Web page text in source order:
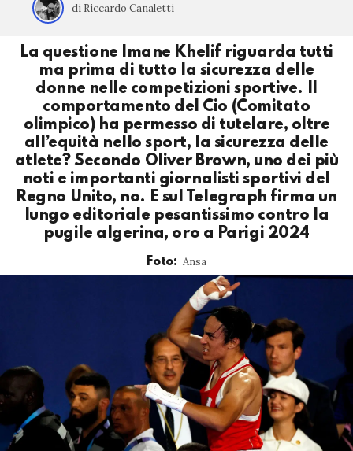
di Riccardo Canaletti
La questione Imane Khelif riguarda tutti
ma prima di tutto la sicurezza delle
donne nelle competizioni sportive. Il
comportamento del Cio (Comitato
olimpico) ha permesso di tutelare, oltre
all’equità nello sport, la sicurezza delle
atlete? Secondo Oliver Brown, uno dei più
noti e importanti giornalisti sportivi del
Regno Unito, no. E sul Telegraph firma un
lungo editoriale pesantissimo contro la
pugile algerina, oro a Parigi 2024
Foto: Ansa